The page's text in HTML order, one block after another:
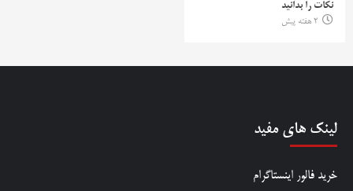
نکات را بدانید
2 هفته پیش
لینک های مفید
خرید فالور اینستاگرام